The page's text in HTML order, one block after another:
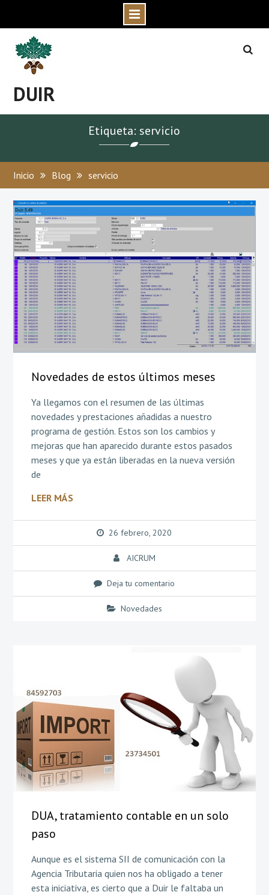
content
DUIR
Etiqueta: servicio
Inicio Blog servicio
Novedades de estos últimos meses
Ya llegamos con el resumen de las últimas
novedades y prestaciones añadidas a nuestro
programa de gestión. Estos son los cambios y
mejoras que han aparecido durante estos pasados
meses y que ya están liberadas en la nueva versión
de
LEER MÁS
26 febrero, 2020
AICRUM
Deja tu comentario
Novedades
DUA, tratamiento contable en un solo
paso
Aunque es el sistema SII de comunicación con la
Agencia Tributaria quien nos ha obligado a tener
esta iniciativa, es cierto que a Duir le faltaba un